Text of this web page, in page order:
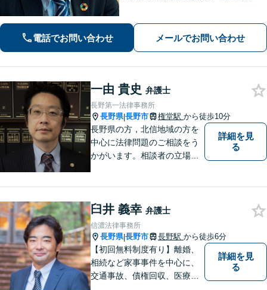
戸建て事務所です。【休日・夜間相談
可】
電話でお問い合わせ メールでお問い合わせ
一由 貴史 弁護士
長野第一法律事務所
長野県|長野市 権堂駅 から徒歩10分
長野県の方，北信地域の方を
中心に法律問題のご相談をう
かがいます。相談者の立場を
詳細を見
る
臼井 義幸 弁護士
信濃法律事務所
長野県|長野市 長野駅 から徒歩6分
【初回無料制度有り】離婚、
相続など家事事件を中心に、
交通事故、債権回収、医療過
詳細を見
る